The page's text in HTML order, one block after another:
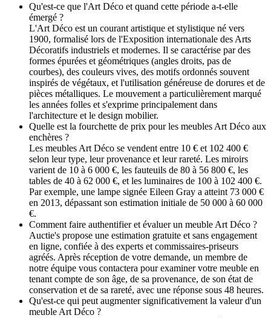
Qu'est-ce que l'Art Déco et quand cette période a-t-elle
émergé ?
L'Art Déco est un courant artistique et stylistique né vers
1900, formalisé lors de l'Exposition internationale des Arts
Décoratifs industriels et modernes. Il se caractérise par des
formes épurées et géométriques (angles droits, pas de
courbes), des couleurs vives, des motifs ordonnés souvent
inspirés de végétaux, et l'utilisation généreuse de dorures et de
pièces métalliques. Le mouvement a particulièrement marqué
les années folles et s'exprime principalement dans
l'architecture et le design mobilier.
Quelle est la fourchette de prix pour les meubles Art Déco aux
enchères ?
Les meubles Art Déco se vendent entre 10 € et 102 400 €
selon leur type, leur provenance et leur rareté. Les miroirs
varient de 10 à 6 000 €, les fauteuils de 80 à 56 800 €, les
tables de 40 à 62 000 €, et les luminaires de 100 à 102 400 €.
Par exemple, une lampe signée Eileen Gray a atteint 73 000 €
en 2013, dépassant son estimation initiale de 50 000 à 60 000
€.
Comment faire authentifier et évaluer un meuble Art Déco ?
Auctie's propose une estimation gratuite et sans engagement
en ligne, confiée à des experts et commissaires-priseurs
agréés. Après réception de votre demande, un membre de
notre équipe vous contactera pour examiner votre meuble en
tenant compte de son âge, de sa provenance, de son état de
conservation et de sa rareté, avec une réponse sous 48 heures.
Qu'est-ce qui peut augmenter significativement la valeur d'un
meuble Art Déco ?